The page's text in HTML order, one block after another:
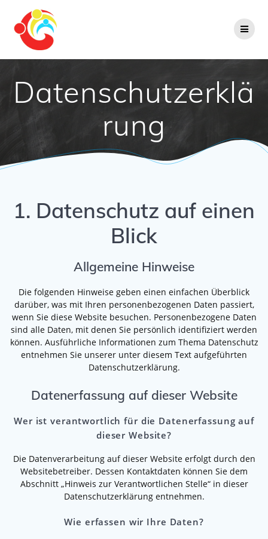
Datenschutzerklä
rung
1. Datenschutz auf einen
Blick
Allgemeine Hinweise
Die folgenden Hinweise geben einen einfachen Überblick
darüber, was mit Ihren personenbezogenen Daten passiert,
wenn Sie diese Website besuchen. Personenbezogene Daten
sind alle Daten, mit denen Sie persönlich identifiziert werden
können. Ausführliche Informationen zum Thema Datenschutz
entnehmen Sie unserer unter diesem Text aufgeführten
Datenschutzerklärung.
Datenerfassung auf dieser Website
Wer ist verantwortlich für die Datenerfassung auf
dieser Website?
Die Datenverarbeitung auf dieser Website erfolgt durch den
Websitebetreiber. Dessen Kontaktdaten können Sie dem
Abschnitt „Hinweis zur Verantwortlichen Stelle“ in dieser
Datenschutzerklärung entnehmen.
Wie erfassen wir Ihre Daten?